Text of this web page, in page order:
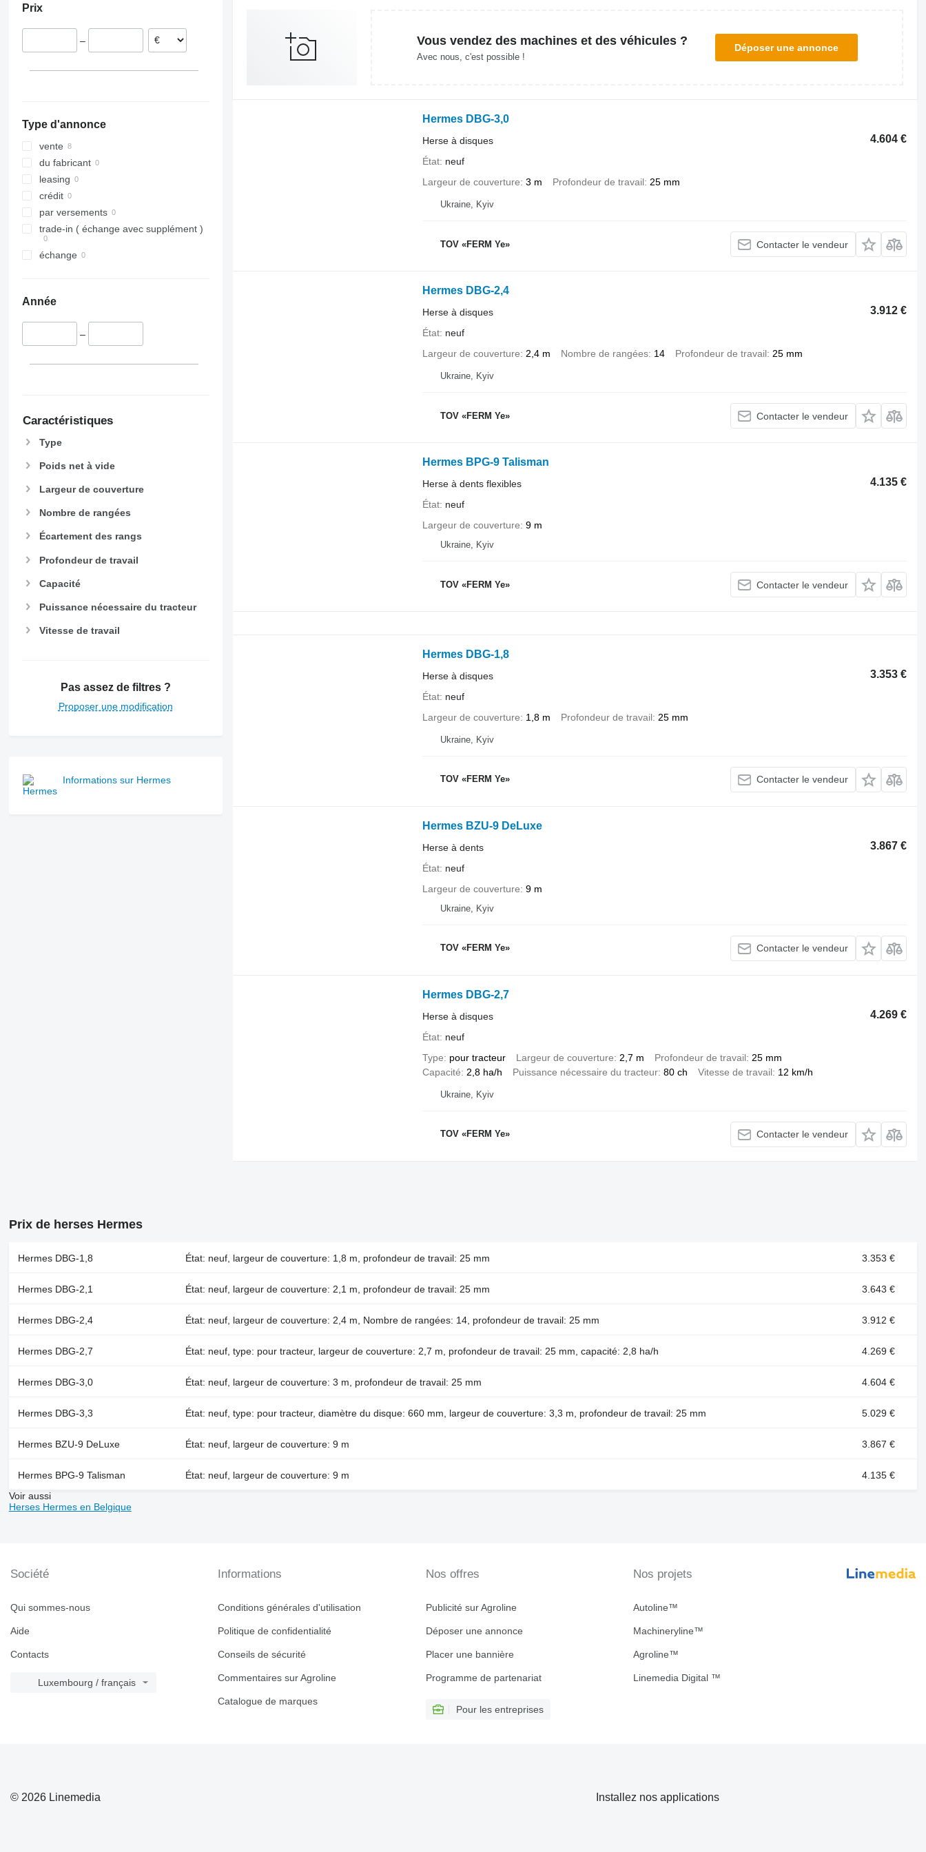
Prix
–
Type d'annonce
vente
du fabricant
leasing
crédit
par versements
trade-in ( échange avec supplément )
échange
Année
–
Caractéristiques
Type
Poids net à vide
Largeur de couverture
Nombre de rangées
Écartement des rangs
Profondeur de travail
Capacité
Puissance nécessaire du tracteur
Vitesse de travail
Pas assez de filtres ?
Proposer une modification
Informations sur Hermes
Vous vendez des machines et des véhicules ?
Avec nous, c'est possible !
Déposer une annonce
Hermes DBG-3,0
4.604 €
Herse à disques
État neuf
Largeur de couverture 3 m Profondeur de travail 25 mm
Ukraine, Kyiv
TOV «FERM Ye» Contacter le vendeur
Hermes DBG-2,4
3.912 €
Herse à disques
État neuf
Largeur de couverture
2,4 m Nombre de rangées 14 Profondeur de travail 25 mm
Ukraine, Kyiv
TOV «FERM Ye» Contacter le vendeur
Hermes BPG-9 Talisman
4.135 €
Herse à dents flexibles
État neuf
Largeur de couverture 9 m
Ukraine, Kyiv
TOV «FERM Ye» Contacter le vendeur
Hermes DBG-1,8
3.353 €
Herse à disques
État neuf
Largeur de couverture
1,8 m Profondeur de travail 25 mm
Ukraine, Kyiv
TOV «FERM Ye» Contacter le vendeur
Hermes BZU-9 DeLuxe
3.867 €
Herse à dents
État neuf
Largeur de couverture 9 m
Ukraine, Kyiv
TOV «FERM Ye» Contacter le vendeur
Hermes DBG-2,7
4.269 €
Herse à disques
État neuf
Type
pour tracteur Largeur de couverture 2,7 m Profondeur de travail 25 mm
Capacité
2,8 ha/h Puissance nécessaire du tracteur 80 ch Vitesse de travail 12 km/h
Ukraine, Kyiv
TOV «FERM Ye» Contacter le vendeur
Prix de herses Hermes
Hermes DBG-1,8 État: neuf, largeur de couverture: 1,8 m, profondeur de travail: 25 mm 3.353 €
Hermes DBG-2,1 État: neuf, largeur de couverture: 2,1 m, profondeur de travail: 25 mm 3.643 €
Hermes DBG-2,4 État: neuf, largeur de couverture: 2,4 m, Nombre de rangées: 14, profondeur de travail: 25 mm 3.912 €
Hermes DBG-2,7 État: neuf, type: pour tracteur, largeur de couverture: 2,7 m, profondeur de travail: 25 mm, capacité: 2,8 ha/h 4.269 €
Hermes DBG-3,0 État: neuf, largeur de couverture: 3 m, profondeur de travail: 25 mm 4.604 €
Hermes DBG-3,3 État: neuf, type: pour tracteur, diamètre du disque: 660 mm, largeur de couverture: 3,3 m, profondeur de travail: 25 mm 5.029 €
Hermes BZU-9 DeLuxe État: neuf, largeur de couverture: 9 m 3.867 €
Hermes BPG-9 Talisman État: neuf, largeur de couverture: 9 m
4.135 €
Voir aussi
Herses Hermes en Belgique
Société
Qui sommes-nous
Aide
Contacts
Luxembourg / français
Informations
Conditions générales d'utilisation
Politique de confidentialité
Conseils de sécurité
Commentaires sur Agroline
Catalogue de marques
Nos offres
Publicité sur Agroline
Déposer une annonce
Placer une bannière
Programme de partenariat
Pour les entreprises
Nos projets
Autoline™
Machineryline™
Agroline™
Linemedia Digital ™
© 2026 Linemedia Installez nos applications